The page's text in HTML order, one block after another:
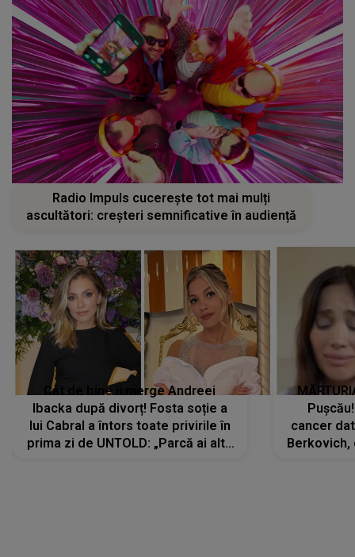
Radio Impuls cucerește tot mai mulți
ascultători: creșteri semnificative în audiență
Cât de bine îi merge Andreei
Ibacka după divorț! Fosta soție a
lui Cabral a întors toate privirile în
prima zi de UNTOLD: „Parcă ai altă
cancer
Berkovich,